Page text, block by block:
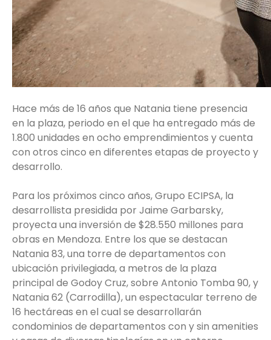
Hace más de 16 años que Natania tiene presencia
en la plaza, periodo en el que ha entregado más de
1.800 unidades en ocho emprendimientos y cuenta
con otros cinco en diferentes etapas de proyecto y
desarrollo.
Para los próximos cinco años, Grupo ECIPSA, la
desarrollista presidida por Jaime Garbarsky,
proyecta una inversión de $28.550 millones para
obras en Mendoza. Entre los que se destacan
Natania 83, una torre de departamentos con
ubicación privilegiada, a metros de la plaza
principal de Godoy Cruz, sobre Antonio Tomba 90, y
Natania 62 (Carrodilla), un espectacular terreno de
16 hectáreas en el cual se desarrollarán
condominios de departamentos con y sin amenities